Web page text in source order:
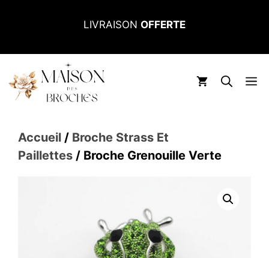
LIVRAISON OFFERTE
Accueil / Broche Strass Et
Paillettes / Broche Grenouille Verte